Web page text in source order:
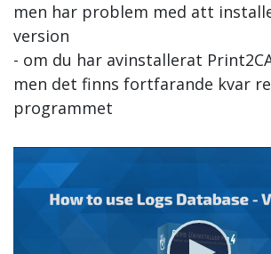
men har problem med att
version
- om du har avinstallerat
men det finns fortfarande kvar
programmet